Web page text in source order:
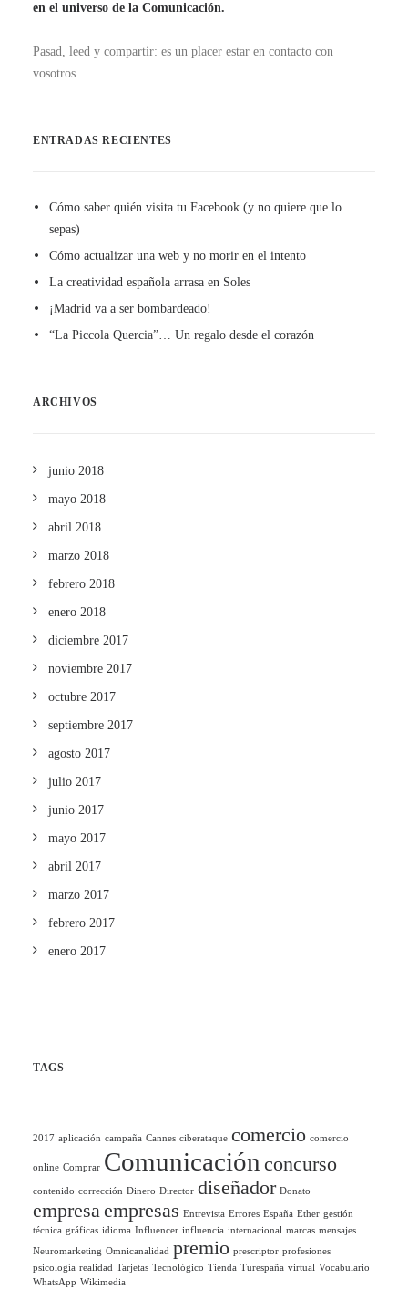
en el universo de la Comunicación.
Pasad, leed y compartir: es un placer estar en contacto con
vosotros.
ENTRADAS RECIENTES
Cómo saber quién visita tu Facebook (y no quiere que lo
sepas)
Cómo actualizar una web y no morir en el intento
La creatividad española arrasa en Soles
¡Madrid va a ser bombardeado!
“La Piccola Quercia”… Un regalo desde el corazón
ARCHIVOS
junio 2018
mayo 2018
abril 2018
marzo 2018
febrero 2018
enero 2018
diciembre 2017
noviembre 2017
octubre 2017
septiembre 2017
agosto 2017
julio 2017
junio 2017
mayo 2017
abril 2017
marzo 2017
febrero 2017
enero 2017
TAGS
2017 aplicación campaña Cannes ciberataque comercio comercio
online Comprar Comunicación concurso
contenido corrección Dinero Director diseñador Donato
empresaempresas Entrevista Errores España Ether gestión
técnica gráficas idioma Influencer influencia internacional marcas mensajes
Neuromarketing Omnicanalidad premio prescriptor profesiones
psicología realidad Tarjetas Tecnológico Tienda Turespaña virtual Vocabulario
WhatsApp Wikimedia